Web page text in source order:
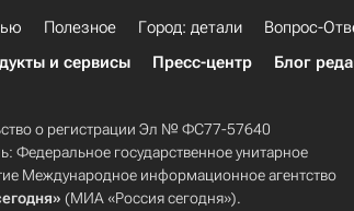
Полезное Город: детали Вопрос-
и сервисы Пресс-центр Блог
о регистрации Эл № ФС77-57640
Федеральное государственное унитарное
Международное информационное агентство
(МИА «Россия сегодня»).